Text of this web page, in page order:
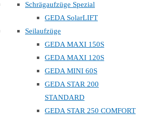
Schrägaufzüge Spezial
GEDA SolarLIFT
Seilaufzüge
GEDA MAXI 150S
GEDA MAXI 120S
GEDA MINI 60S
GEDA STAR 200
STANDARD
GEDA STAR 250 COMFORT